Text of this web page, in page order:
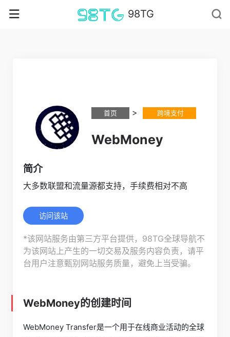
98TG
首页 > 跨境支付
WebMoney
简介
大多数联盟和流量源都支持，手续费相对不高
访问该站
*该网站服务由第三方平台提供，98TG全球导航不
为该网站上产生的一切交易及服务内容负责，请平
台用户注意甄别网站服务质量，避免上当受骗。
WebMoney的创建时间
WebMoney Transfer是一个用于在线商业活动的全球